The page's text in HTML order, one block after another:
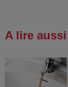
A lire aussi